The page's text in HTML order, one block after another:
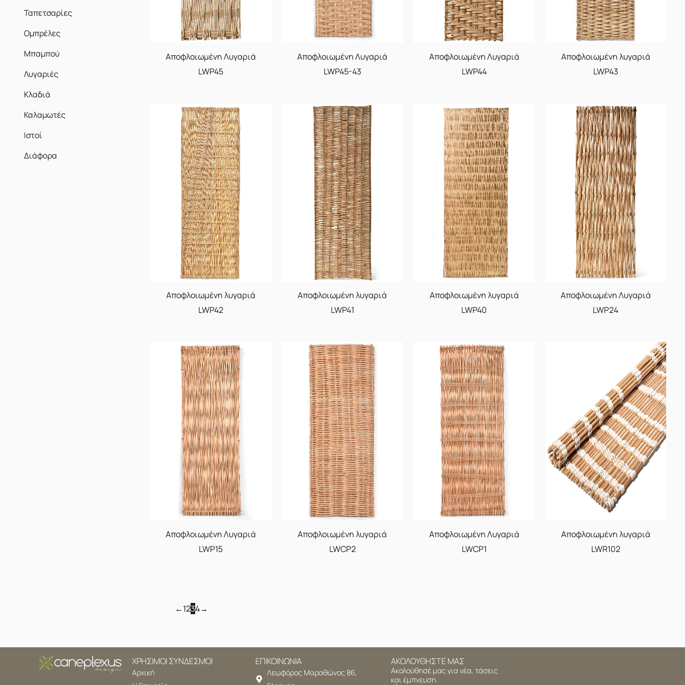
Ταπετσαρίες
Ομπρέλες
Μπαμπού
Λυγαριές
Κλαδιά
Καλαμωτές
Ιστοί
Διάφορα
Αποφλοιωμένη Λυγαριά
LWP45
Αποφλοιωμένη Λυγαριά
LWP45-43
Αποφλοιωμένη Λυγαριά
LWP44
Αποφλοιωμένη λυγαριά
LWP43
Αποφλοιωμένη λυγαριά
LWP42
Αποφλοιωμένη λυγαριά
LWP41
Αποφλοιωμένη λυγαριά
LWP40
Αποφλοιωμένη Λυγαριά
LWP24
Αποφλοιωμένη Λυγαριά
LWP15
Αποφλοιωμένη λυγαριά
LWCP2
Αποφλοιωμένη Λυγαριά
LWCP1
Αποφλοιωμένη λυγαριά
LWR102
←1234→
ΧΡΗΣΙΜΟΙ ΣΥΝΔΕΣΜΟΙ
Αρχική
ΕΠΙΚΟΙΝΩΝΙΑ
Λεωφόρος Μαραθώνος 86,
ΑΚΟΛΟΥΘΗΣΤΕ ΜΑΣ
Ακολούθησέ μας για νέα, τάσεις
και έμπνευση.